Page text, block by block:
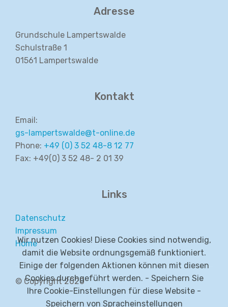
Adresse
Grundschule Lampertswalde
Schulstraße 1
01561 Lampertswalde
Kontakt
Email:
gs-lampertswalde@t-online.de
Phone: +49 (0) 3 52 48-8 12 77
Fax: +49(0) 3 52 48- 2 01 39
Links
Datenschutz
Impressum
Home
© Copyright 2020
Wir nutzen Cookies! Diese Cookies sind notwendig,
damit die Website ordnungsgemäß funktioniert.
Einige der folgenden Aktionen können mit diesen
Cookies durchgeführt werden. - Speichern Sie
Ihre Cookie-Einstellungen für diese Website -
Speichern von Spracheinstellungen